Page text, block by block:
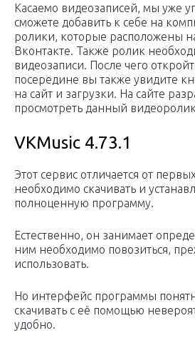
Касаемо видеозаписей, мы уже
сможете добавить к себе на
ролики, которые расположены
Вконтакте. Также ролик
видеозаписи. После чего
посередине вы также увидите
на сайт и загрузки. На сайте
просмотреть данный
VKMusic 4.73.1
Этот сервис отличается от
необходимо скачивать и
полноценную программу.
Естественно, он занимает
ним необходимо повозиться,
использовать.
Но интерфейс программы
скачивать с её помощью
удобно.